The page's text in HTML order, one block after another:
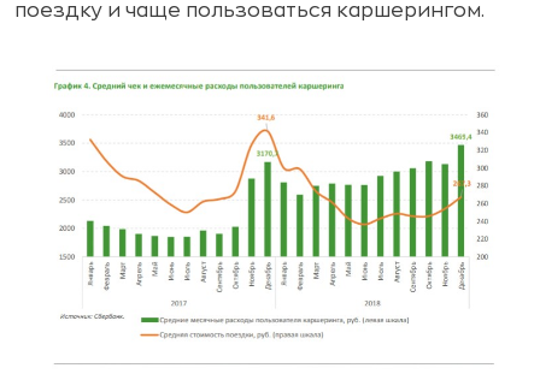
поездку и чаще пользоваться каршерингом.